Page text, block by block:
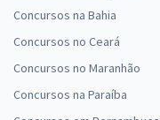
Concursos na Bahia
Concursos no Ceará
Concursos no Maranhão
Concursos na Paraíba